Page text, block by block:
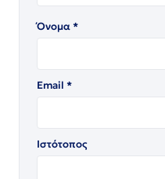
Όνομα*
Email *
Ιστότοπος